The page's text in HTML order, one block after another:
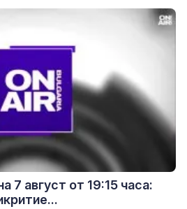
7 август от 19:15 часа: